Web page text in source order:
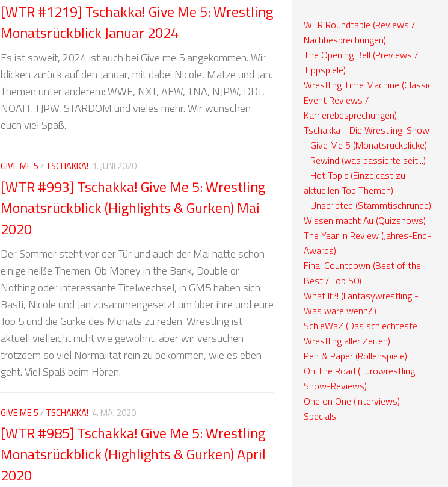
[WTR #1219] Tschakka! Give Me 5: Wrestling
Monatsrückblick Januar 2024
Es ist soweit, 2024 ist auch bei Give me 5 angekommen. Wir
blicken zurück auf den Januar, mit dabei Nicole, Matze und Jan.
Themen unter anderem: WWE, NXT, AEW, TNA, NJPW, DDT,
NOAH, TJPW, STARDOM und vieles mehr. Wir wünschen
euch viel Spaß.
GIVE ME 5/TSCHAKKA! 1. JUNI 2020
[WTR #993] Tschakka! Give Me 5: Wrestling
Monatsrückblick (Highlights & Gurken) Mai
2020
Der Sommer steht vor der Tür und auch der Mai hatte schon
einige heiße Themen. Ob Money in the Bank, Double or
Nothing oder interessante Titelwechsel, in GM5 haben sich
Basti, Nicole und Jan zusammengesetzt um über ihre und eure
Top 5 und die Gurke des Monats zu reden. Wrestling ist
aktuell vielleicht nicht wie gewohnt, aber wir versuchen
trotzdem so viel Normalität rein zu bekommen, wie es eben
geht. Viel Spaß beim Hören.
GIVE ME 5/TSCHAKKA! 4. MAI 2020
[WTR #985] Tschakka! Give Me 5: Wrestling
Monatsrückblick (Highlights & Gurken) April
2020
WTR Roundtable (Reviews /
Nachbesprechungen)
The Opening Bell (Previews /
Tippspiele)
Wrestling Time Machine (Classic
Event Reviews /
Karrierebesprechungen)
Tschakka - Die Wrestling-Show
- Give Me 5 (Monatsrückblicke)
- Rewind (was passierte seit...)
- Hot Topic (Einzelcast zu
aktuellen Top Themen)
- Unscripted (Stammtischrunde)
Wissen macht Au (Quizshows)
The Year in Review (Jahres-End-
Awards)
Final Countdown (Best of the
Best / Top 50)
What If?! (Fantasywrestling -
Was wäre wenn?!)
SchleWaZ (Das schlechteste
Wrestling aller Zeiten)
Pen & Paper (Rollenspiele)
On The Road (Eurowrestling
Show-Reviews)
One on One (Interviews)
Specials